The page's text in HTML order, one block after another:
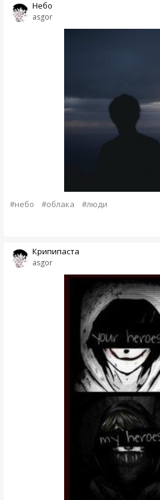
asgor
Небо
#небо #облака #люди
asgor
Крипипаста